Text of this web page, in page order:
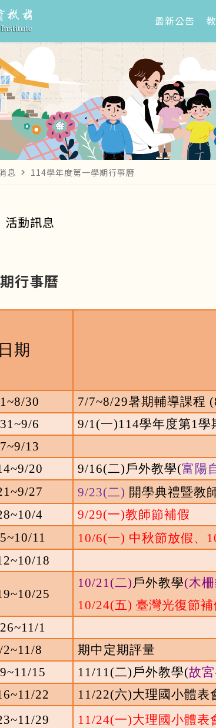
最新公告
息 navigate_next 114學年度第一學期行事曆
活動訊息
行事曆
日期
30 7/7~8/29暑期輔導課程
6 9/1(一)114學年度第1學
13
20 9/16(二)戶外教學(富陽
27 9/23(二) 開學典禮暨教
4 9/29(一)教師節補假
11 10/6(一) 中秋節放假、
18
25
10/21(二)戶外教學(木
10/24(五) 臺灣光復節補
1
2~11/8
期中定期評量
15 11/11(二)戶外教學(故
22 11/22(六)大理國小體表
29 11/24(一)大理國小體表